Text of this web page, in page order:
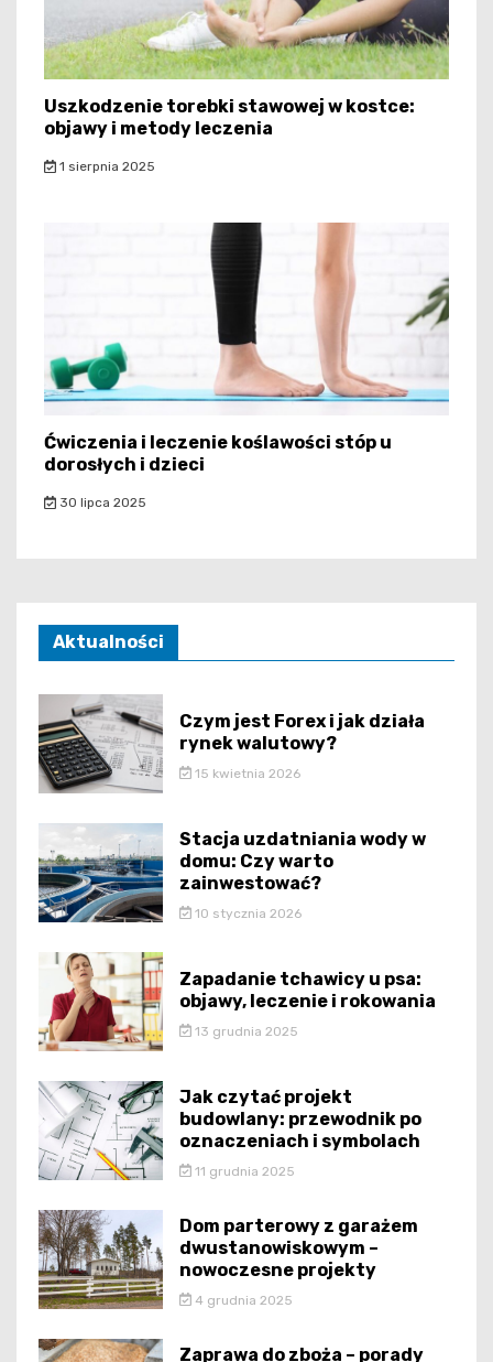
Uszkodzenie torebki stawowej w kostce:
objawy i metody leczenia
1 sierpnia 2025
Ćwiczenia i leczenie koślawości stóp u
dorosłych i dzieci
30 lipca 2025
Aktualności
Czym jest Forex i jak działa
rynek walutowy?
15 kwietnia 2026
Stacja uzdatniania wody w
domu: Czy warto
zainwestować?
10 stycznia 2026
Zapadanie tchawicy u psa:
objawy, leczenie i rokowania
13 grudnia 2025
Jak czytać projekt
budowlany: przewodnik po
oznaczeniach i symbolach
11 grudnia 2025
Dom parterowy z garażem
dwustanowiskowym –
nowoczesne projekty
4 grudnia 2025
Zaprawa do zboża – porady